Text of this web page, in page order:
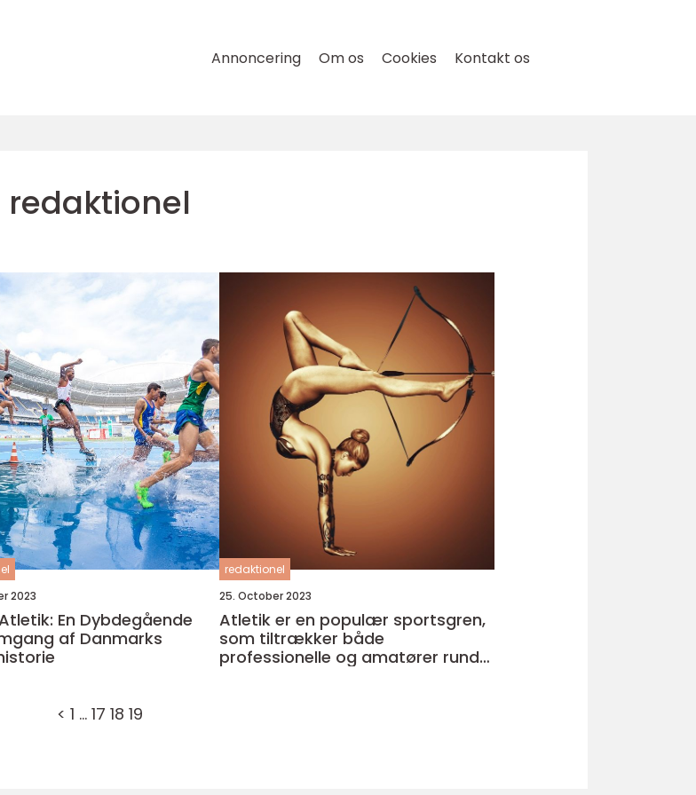
Annoncering Om os Cookies Kontakt os
redaktionel
2023
En Dybdegående
af Danmarks
redaktionel
25. October 2023
Atletik er en populær sportsgren,
som tiltrækker både
professionelle og amatører rundt
< 1 … 17 18 19